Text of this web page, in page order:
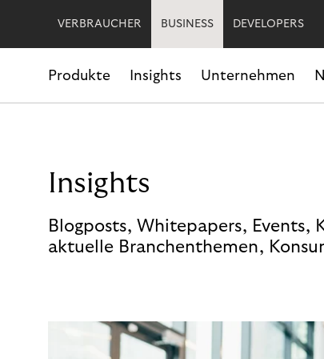
VERBRAUCHER BUSINESS DEVELOPERS
Produkte Insights Unternehmen
Insights
Blogposts, Whitepapers, Events,
aktuelle Branchenthemen,